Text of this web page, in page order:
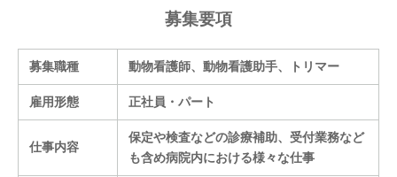
募集要項
募集職種 動物看護師、動物看護助手、トリマー
雇用形態 正社員・パート
仕事内容
保定や検査などの診療補助、受付業務など
も含め病院内における様々な仕事